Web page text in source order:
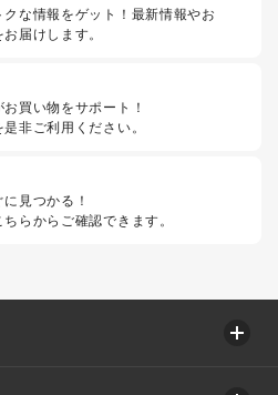
クな情報をゲット！最新情報やお
届けします。
買い物をサポート！
非ご利用ください。
見つかる！
らからご確認できます。